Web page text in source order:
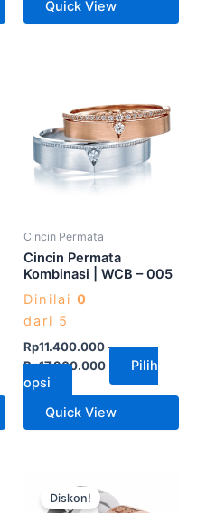
Quick View
Cincin Permata
Cincin Permata
Kombinasi | WCB – 005
Dinilai 0
dari 5
Rp11.400.000–
Rp17.900.000
Pilih
opsi
memiliki
beberapa
varian.
Pilihan
di
halaman
Quick View
Diskon!
ini